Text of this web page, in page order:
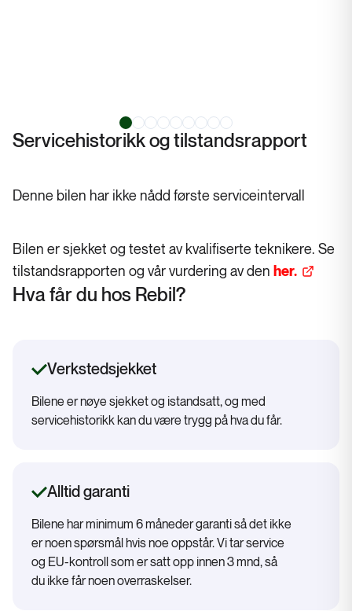
Servicehistorikk og tilstandsrapport
Denne bilen har ikke nådd første serviceintervall
Bilen er sjekket og testet av kvalifiserte teknikere. Se
tilstandsrapporten og vår vurdering av den her.
Hva får du hos Rebil?
Verkstedsjekket
Bilene er nøye sjekket og istandsatt, og med
servicehistorikk kan du være trygg på hva du får.
Alltid garanti
Bilene har minimum 6 måneder garanti så det ikke
er noen spørsmål hvis noe oppstår. Vi tar service
og EU-kontroll som er satt opp innen 3 mnd, så
du ikke får noen overraskelser.